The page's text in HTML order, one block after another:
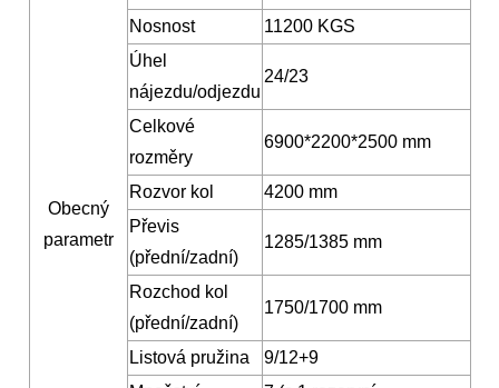
Obecný
parametr
Nosnost
11200 KGS
Úhel
nájezdu/odjezdu
24/23
Celkové
rozměry
6900*2200*2500 mm
Rozvor kol
4200 mm
Převis
(přední/zadní)
1285/1385 mm
Rozchod kol
(přední/zadní)
1750/1700 mm
Listová pružina
9/12+9